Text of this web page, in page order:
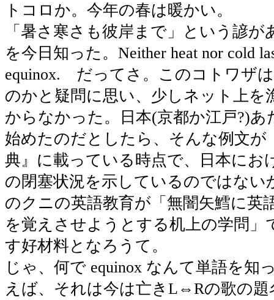
トコロか。今年の春は暖かい。
「暑さ寒さも彼岸まで」という諺
を今日知った。Neither heat nor cold
equinox. だってさ。このコトワザ
のかと疑問に思い、少しネット上を
からなかった。日本(京都か江戸?)あ
始めたのだとしたら、そんな例文が
典』に載っている時点で、日本にお
の閉塞状況を示しているのではない
のクニの英語教育が「無闇矢鱈に英
を覚えさせようとする机上の学問」
す好材料となろうて。
じゃ、何で equinox なんて単語を知
えば、それは今は亡きL⇔Rの歌の